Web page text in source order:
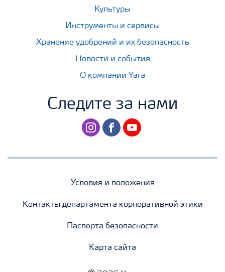
Культуры
Инструменты и сервисы
Хранение удобрений и их безопасность
Новости и события
О компании Yara
Следите за нами
instagramfacebookyoutube
Условия и положения
Контакты департамента корпоративной этики
Паспорта безопасности
Карта сайта